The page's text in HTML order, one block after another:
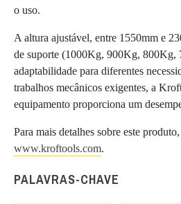
o uso.
A altura ajustável, entre 1550mm e
de suporte (1000Kg, 900Kg, 800Kg,
adaptabilidade para diferentes
trabalhos mecânicos exigentes, a
equipamento proporciona um
Para mais detalhes sobre este produto,
www.kroftools.com.
PALAVRAS-CHAVE